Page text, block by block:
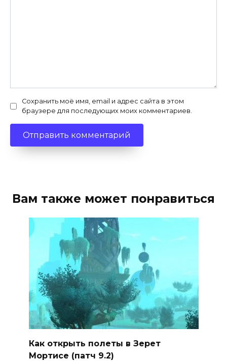
Сохранить моё имя, email и адрес сайта в этом
браузере для последующих моих комментариев.
Вам также может понравиться
Как открыть полеты в Зерет
Мортисе (патч 9.2)